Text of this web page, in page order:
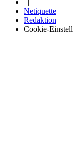
Netiquette
Redaktion
Cookie-